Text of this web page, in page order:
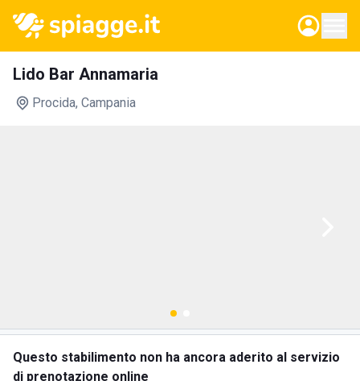
Lido Bar Annamaria
Procida, Campania
Questo stabilimento non ha ancora aderito al servizio
di prenotazione online